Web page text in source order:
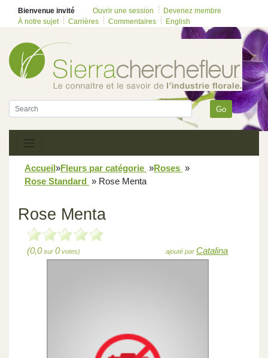
Bienvenue invité Ouvrir une session
Devenez membre
À notre sujet
Carrières Commentaires English
Go
Accueil»Fleurs par catégorie »Roses »
Rose Standard » Rose Menta
Rose Menta
(0,0sur 0votes) ajouté par Catalina